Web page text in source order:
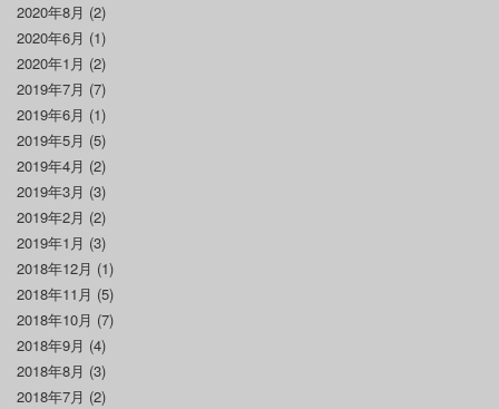
2020年8月 (2)
2020年6月 (1)
2020年1月 (2)
2019年7月 (7)
2019年6月 (1)
2019年5月 (5)
2019年4月 (2)
2019年3月 (3)
2019年2月 (2)
2019年1月 (3)
2018年12月 (1)
2018年11月 (5)
2018年10月 (7)
2018年9月 (4)
2018年8月 (3)
2018年7月 (2)